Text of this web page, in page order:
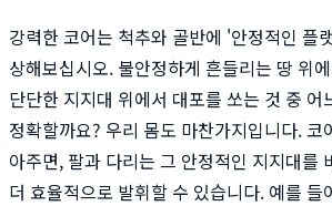
강력한 코어는 척추와 골반에 '안정적인 플
상해보십시오. 불안정하게 흔들리는 땅 위
단단한 지지대 위에서 대포를 쏘는 것 중 어
정확할까요? 우리 몸도 마찬가지입니다. 코
아주면, 팔과 다리는 그 안정적인 지지대를
더 효율적으로 발휘할 수 있습니다. 예를 들